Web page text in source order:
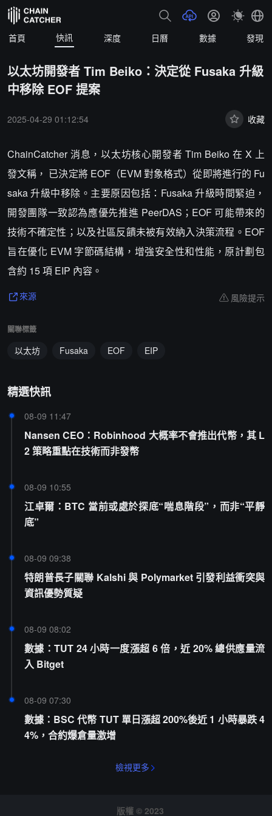
首頁 快訊 深度 日曆 數據 發現
以太坊開發者 Tim Beiko：決定從 Fusaka 升級
中移除 EOF 提案
2025-04-29 01:12:54 收藏
ChainCatcher 消息，以太坊核心開發者 Tim Beiko 在 X 上
發文稱， 已決定將 EOF（EVM 對象格式）從即將進行的 Fu
saka 升級中移除。主要原因包括：Fusaka 升級時間緊迫，
開發團隊一致認為應優先推進 PeerDAS；EOF 可能帶來的
技術不確定性；以及社區反饋未被有效納入決策流程。EOF
旨在優化 EVM 字節碼結構，增強安全性和性能，原計劃包
含約 15 項 EIP 內容。
來源 風險提示
關聯標籤
以太坊 Fusaka EOF EIP
精選快訊
08-09 11:47
Nansen CEO：Robinhood 大概率不會推出代幣，其 L
2 策略重點在技術而非發幣
08-09 10:55
江卓爾：BTC 當前或處於探底“喘息階段”，而非“平靜
底”
08-09 09:38
特朗普長子關聯 Kalshi 與 Polymarket 引發利益衝突與
資訊優勢質疑
08-09 08:02
數據：TUT 24 小時一度漲超 6 倍，近 20% 總供應量流
入 Bitget
08-09 07:30
數據：BSC 代幣 TUT 單日漲超 200%後近 1 小時暴跌 4
4%，合約爆倉量激增
檢視更多
版權 © 2023